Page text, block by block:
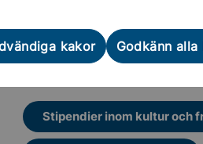
kakor Godkänn alla
Mer läsning för dig
Stipendier inom kultur och